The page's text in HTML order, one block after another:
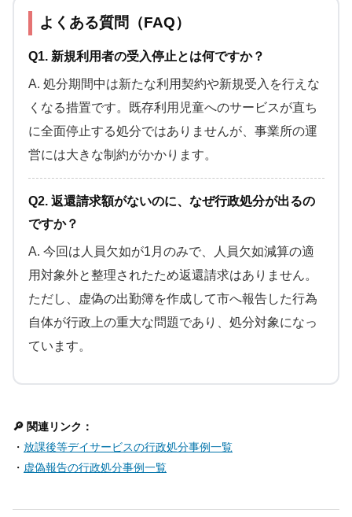
よくある質問（FAQ）
Q1. 新規利用者の受入停止とは何ですか？
A. 処分期間中は新たな利用契約や新規受入を行えな
くなる措置です。既存利用児童へのサービスが直ち
に全面停止する処分ではありませんが、事業所の運
営には大きな制約がかかります。
Q2. 返還請求額がないのに、なぜ行政処分が出るの
ですか？
A. 今回は人員欠如が1月のみで、人員欠如減算の適
用対象外と整理されたため返還請求はありません。
ただし、虚偽の出勤簿を作成して市へ報告した行為
自体が行政上の重大な問題であり、処分対象になっ
ています。
🔎 関連リンク：
・ 放課後等デイサービスの行政処分事例一覧
・ 虚偽報告の行政処分事例一覧